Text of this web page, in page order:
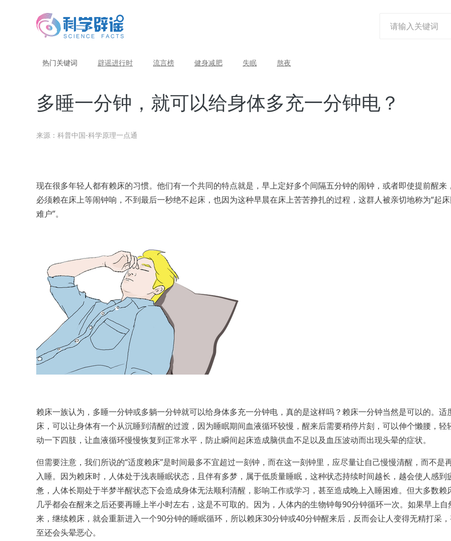
热门关键词 辟谣进行时 流言榜 健身减肥 失眠 熬夜
多睡一分钟，就可以给身体多充一分钟电？
来源：科普中国-科学原理一点通
现在很多年轻人都有赖床的习惯。他们有一个共同的特点就是，早上定好多个间隔五分钟的闹钟，或者即使提前醒来
必须赖在床上等闹钟响，不到最后一秒绝不起床，也因为这种早晨在床上苦苦挣扎的过程，这群人被亲切地称为“起
难户”。
赖床一族认为，多睡一分钟或多躺一分钟就可以给身体多充一分钟电，真的是这样吗？赖床一分钟当然是可以的。适
床，可以让身体有一个从沉睡到清醒的过渡，因为睡眠期间血液循环较慢，醒来后需要稍停片刻，可以伸个懒腰，轻
动一下四肢，让血液循环慢慢恢复到正常水平，防止瞬间起床造成脑供血不足以及血压波动而出现头晕的症状。
但需要注意，我们所说的“适度赖床”是时间最多不宜超过一刻钟，而在这一刻钟里，应尽量让自己慢慢清醒，而不是
入睡。因为赖床时，人体处于浅表睡眠状态，且伴有多梦，属于低质量睡眠，这种状态持续时间越长，越会使人感到
惫，人体长期处于半梦半醒状态下会造成身体无法顺利清醒，影响工作或学习，甚至造成晚上入睡困难。但大多数赖
几乎都会在醒来之后还要再睡上半小时左右，这是不可取的。因为，人体内的生物钟每90分钟循环一次。如果早上自
来，继续赖床，就会重新进入一个90分钟的睡眠循环，所以赖床30分钟或40分钟醒来后，反而会让人变得无精打采
至还会头晕恶心。